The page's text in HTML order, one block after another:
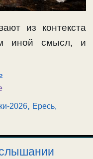
из контекста
иной смысл, и
2026, Ересь,